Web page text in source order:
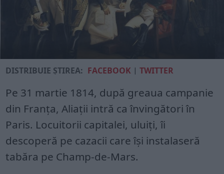
DISTRIBUIE ȘTIREA: FACEBOOK |TWITTER
Pe 31 martie 1814, după greaua campanie
din Franța, Aliații intră ca învingători în
Paris. Locuitorii capitalei, uluiți, îi
descoperă pe cazacii care își instalaseră
tabăra pe Champ-de-Mars.